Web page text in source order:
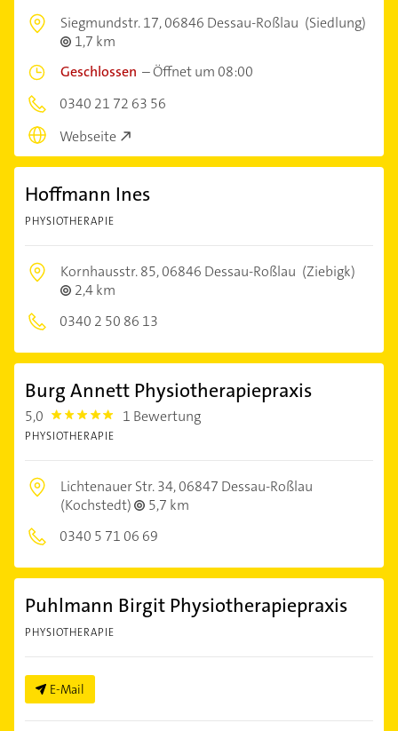
Siegmundstr. 17,06846 Dessau-Roßlau (Siedlung)
1,7 km
Geschlossen –Öffnet um 08:00
0340 21 72 63 56
Webseite
Hoffmann Ines
PHYSIOTHERAPIE
Kornhausstr. 85,06846 Dessau-Roßlau (Ziebigk)
2,4 km
0340 2 50 86 13
Burg Annett Physiotherapiepraxis
5,0 5.0 1 Bewertung
PHYSIOTHERAPIE
Lichtenauer Str. 34,06847 Dessau-Roßlau
(Kochstedt)
5,7 km
0340 5 71 06 69
Puhlmann Birgit Physiotherapiepraxis
PHYSIOTHERAPIE
E-Mail